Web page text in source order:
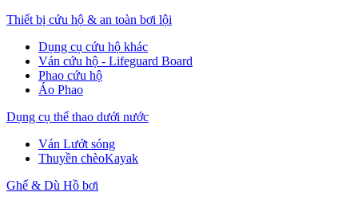
Thiết bị cứu hộ & an toàn bơi lội
Dụng cụ cứu hộ khác
Ván cứu hộ - Lifeguard Board
Phao cứu hộ
Áo Phao
Dụng cụ thể thao dưới nước
Ván Lướt sóng
Thuyền chèoKayak
Ghế & Dù Hồ bơi